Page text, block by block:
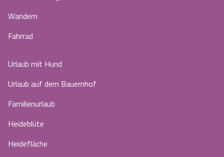
Wandern
Fahrrad
Urlaub mit Hund
Urlaub auf dem Bauernhof
Familienurlaub
Heideblüte
Heidefläche